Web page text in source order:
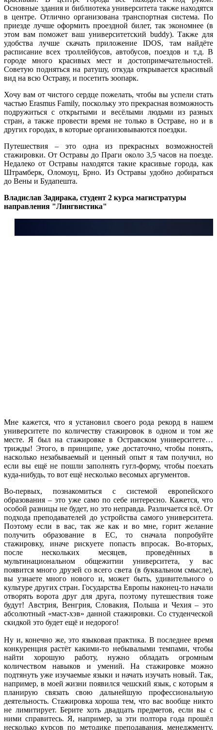
Основные здания и библиотека университета также находятся
в центре. Отлично организована транспортная система. По
приезде лучше оформить проездной билет, так экономнее (в
этом вам поможет ваш университетский buddy). Также для
удобства лучше скачать приложение IDOS, там найдёте
расписание всех троллейбусов, автобусов, поездов и т.д. В
городе много красивых мест и достопримечательностей.
Советую подняться на ратушу, откуда открывается красивый
вид на всю Остраву, и посетить зоопарк.
Хочу вам от чистого сердце пожелать, чтобы вы успели стать
частью Erasmus Family, поскольку это прекрасная возможность
подружиться с открытыми и весёлыми людьми из разных
стран, а также провести время не только в Остраве, но и в
других городах, в которые организовываются поездки.
Путешествия – это одна из прекрасных возможностей
стажировки. От Остравы до Праги около 3,5 часов на поезде.
Недалеко от Остравы находятся такие красивые города, как
Штрамберк, Оломоуц, Брно. Из Остравы удобно добираться
до Вены и Будапешта.
Владислав Задирака, студент 2 курса магистратуры
направления "Лингвистика"
Мне кажется, что я установил своего рода рекорд в нашем
университете по количеству стажировок в одном и том же
месте. Я был на стажировке в Остравском университете…
трижды! Этого, в принципе, уже достаточно, чтобы понять,
насколько незабываемый и ценный опыт я там получил, но
если вы ещё не пошли заполнять гугл-форму, чтобы поехать
куда-нибудь, то вот ещё несколько весомых аргументов.
Во-первых, познакомиться с системой европейского
образования – это уже само по себе интересно. Кажется, что
особой разницы не будет, но это неправда. Различается всё. От
подхода преподавателей до устройства самого университета.
Поэтому если в вас, так же как и во мне, горит желание
получить образование в ЕС, то сначала попробуйте
стажировку, иначе рискуете попасть впросак. Во-вторых,
после нескольких месяцев, проведённых в
мультинациональном общежитии университета, у вас
появится много друзей со всего света (в буквальном смысле),
вы узнаете много нового и, может быть, удивительного о
культуре других стран. Государства Европы наконец-то начали
отворять ворота друг для друга, поэтому путешествия тоже
будут! Австрия, Венгрия, Словакия, Польша и Чехия – это
абсолютный «маст-хэв» данной стажировки. Со студенческой
скидкой это будет ещё и недорого!
Ну и, конечно же, это языковая практика. В последнее время
конкуренция растёт какими-то небывалыми темпами, чтобы
найти хорошую работу, нужно обладать огромным
количеством навыков и умений. На стажировке можно
подтянуть уже изучаемые языки и начать изучать новый. Так,
например, в моей жизни появился чешский язык, с которым я
планирую связать свою дальнейшую профессиональную
деятельность. Стажировка хороша тем, что вас вообще никто
не лимитирует. Берите хоть двадцать предметов, если вы с
ними справитесь. Я, например, за эти полтора года прошёл
несколько курсов по методике преподавания, менеджменту,